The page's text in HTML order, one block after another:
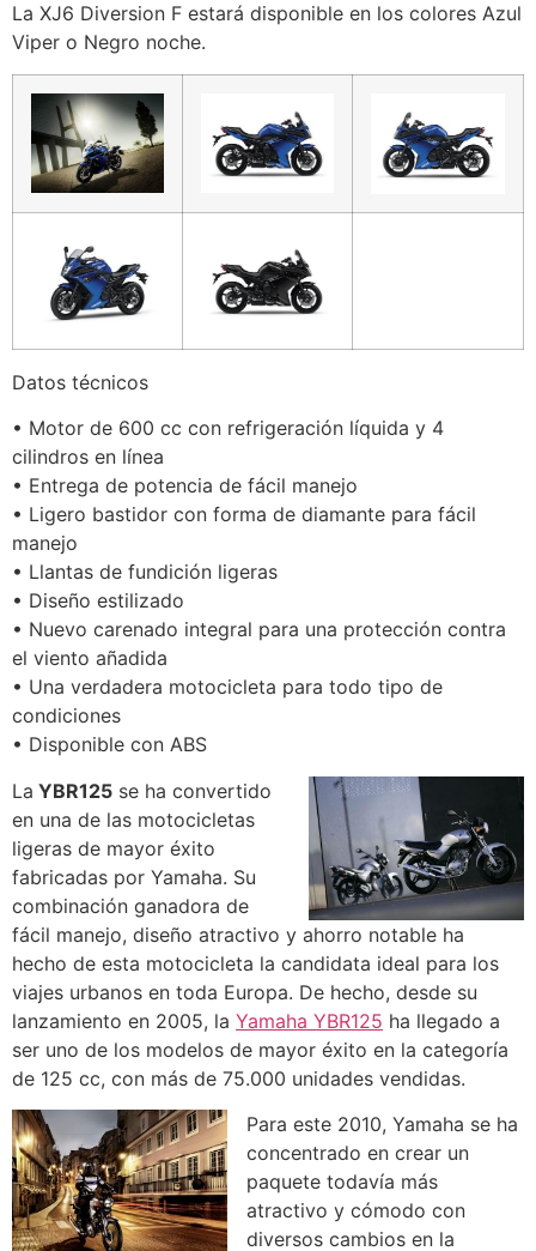
La XJ6 Diversion F estará disponible en los colores Azul
Viper o Negro noche.
Datos técnicos
• Motor de 600 cc con refrigeración líquida y 4
cilindros en línea
• Entrega de potencia de fácil manejo
• Ligero bastidor con forma de diamante para fácil
manejo
• Llantas de fundición ligeras
• Diseño estilizado
• Nuevo carenado integral para una protección contra
el viento añadida
• Una verdadera motocicleta para todo tipo de
condiciones
• Disponible con ABS
La YBR125 se ha convertido
en una de las motocicletas
ligeras de mayor éxito
fabricadas por Yamaha. Su
combinación ganadora de
fácil manejo, diseño atractivo y ahorro notable ha
hecho de esta motocicleta la candidata ideal para los
viajes urbanos en toda Europa. De hecho, desde su
lanzamiento en 2005, la Yamaha YBR125 ha llegado a
ser uno de los modelos de mayor éxito en la categoría
de 125 cc, con más de 75.000 unidades vendidas.
Para este 2010, Yamaha se ha
concentrado en crear un
paquete todavía más
atractivo y cómodo con
diversos cambios en la